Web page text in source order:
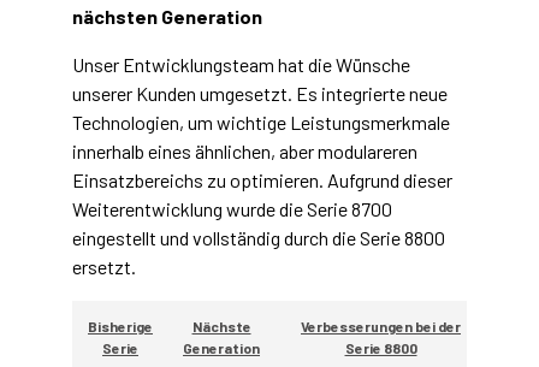
nächsten Generation
Unser Entwicklungsteam hat die Wünsche
unserer Kunden umgesetzt. Es integrierte neue
Technologien, um wichtige Leistungsmerkmale
innerhalb eines ähnlichen, aber modulareren
Einsatzbereichs zu optimieren. Aufgrund dieser
Weiterentwicklung wurde die Serie 8700
eingestellt und vollständig durch die Serie 8800
ersetzt.
Bisherige
Serie
Nächste
Generation
Verbesserungen bei der
Serie 8800